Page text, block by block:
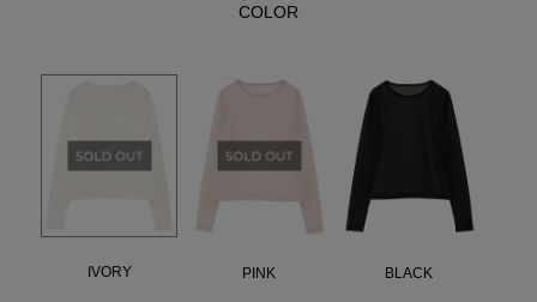
COLOR
IVORY PINK BLACK